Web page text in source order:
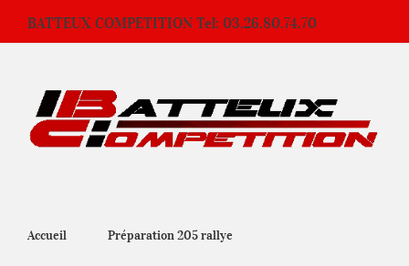
contenu
BATTEUX COMPETITION Tel: 03.26.80.74.70
Accueil Préparation 205 rallye